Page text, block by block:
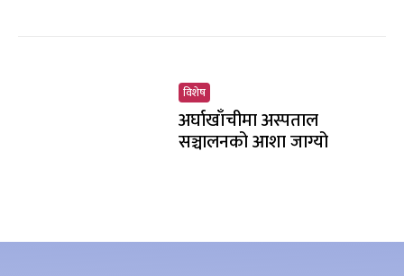
विशेष
अर्घाखाँचीमा अस्पताल
सञ्चालनको आशा जाग्यो